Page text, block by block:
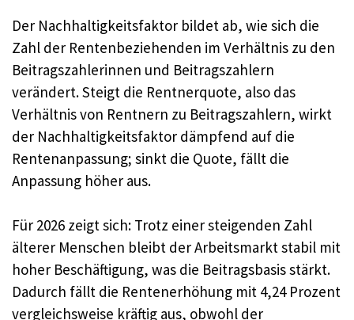
Der Nachhaltigkeitsfaktor bildet ab, wie sich die
Zahl der Rentenbeziehenden im Verhältnis zu den
Beitragszahlerinnen und Beitragszahlern
verändert. Steigt die Rentnerquote, also das
Verhältnis von Rentnern zu Beitragszahlern, wirkt
der Nachhaltigkeitsfaktor dämpfend auf die
Rentenanpassung; sinkt die Quote, fällt die
Anpassung höher aus.
Für 2026 zeigt sich: Trotz einer steigenden Zahl
älterer Menschen bleibt der Arbeitsmarkt stabil mit
hoher Beschäftigung, was die Beitragsbasis stärkt.
Dadurch fällt die Rentenerhöhung mit 4,24 Prozent
vergleichsweise kräftig aus, obwohl der